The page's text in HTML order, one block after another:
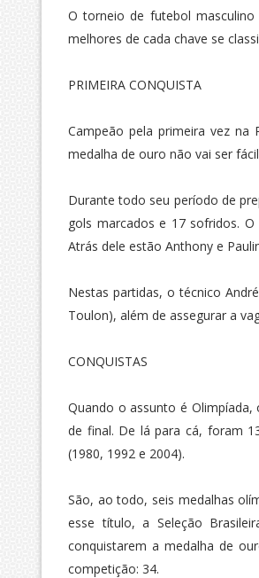
O torneio de futebol
melhores de cada chave se
PRIMEIRA CONQUISTA
Campeão pela primeira vez
medalha de ouro não vai ser
Durante todo seu período de
gols marcados e 17 sofridos.
Atrás dele estão Anthony e
Nestas partidas, o técnico
Toulon), além de assegurar a
CONQUISTAS
Quando o assunto é
de final. De lá para cá, foram
(1980, 1992 e 2004).
São, ao todo, seis medalhas
esse título, a Seleção
conquistarem a medalha de
competição: 34.